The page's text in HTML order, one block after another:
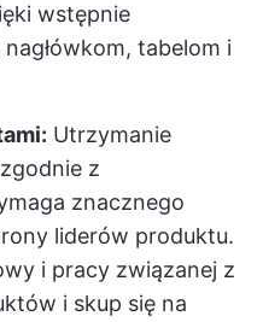
wstępnie
tabelom i
Utrzymanie
z
znacznego
liderów produktu.
i pracy związanej z
i skup się na